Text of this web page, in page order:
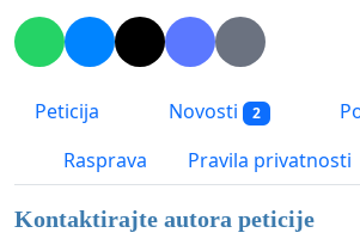
Peticija Novosti 2
Rasprava Pravila privatnosti
Kontaktirajte autora peticije